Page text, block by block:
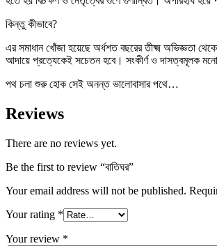
কিন্তু কীভাবে?
এর সমাধান খোঁজা হয়েছে অর্ধশত বছরের তীক্ষ্ম অভিজ্ঞতা
আদায়ে প্রত্যেকেই সচেতন হবে। সংকীর্ণ ও দাসত্বমূলক
পথ চলা শুরু হোক সেই অনন্ত ভালোবাসার পথে…
Reviews
There are no reviews yet.
Be the first to review “বাতিঘর”
Your email address will not be published.
Your rating *
Your review *